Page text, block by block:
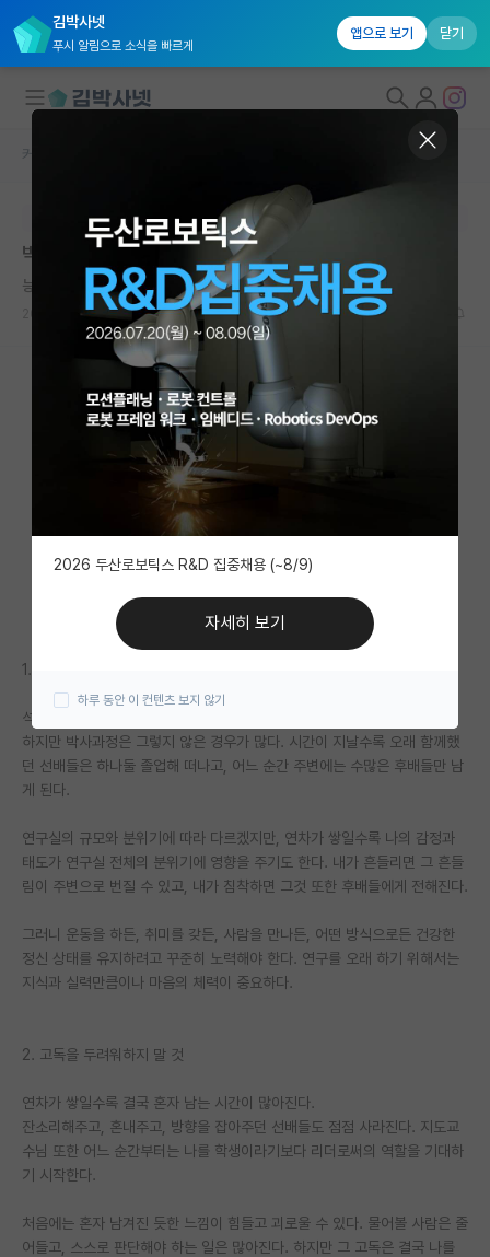
김박사넷
푸시 알림으로 소식을 빠르게
앱으로 보기 닫기
국내대학원 정보
연구실&오픈랩
커뮤니티
커뮤니티 홈
전체글보기
베스트 게시판
IF 명예의전당
자유 게시판(아무개랩)
미국 유학 게시판
미국 대학원 합격 후기 게시판
대학원 합격 후기 게시판
연구실(PI) 홍보 게시판
석박사 채용 정보 게시판
임용 정보 게시판
학부 인턴 게시판
취업 게시판
임용 후기 게시판
인문사회 계열 게시판
특수/전문대학원 게시판
반도체/AI 게시판
학술 정보 게시판
커뮤니티 홈
본문이 수정되지 않는 박제글입니다.
박사과정을 마치며, 배운 것들
능글맞은 비트겐슈타인
2026.06.12 19 10529
1. 건강한 정신 상태를 유지할 것
석사과정은 보통 함께 시작하는 동기생들이 있어 덜 외롭다.
하지만 박사과정은 그렇지 않은 경우가 많다. 시간이 지날수록 오래 함께했
던 선배들은 하나둘 졸업해 떠나고, 어느 순간 주변에는 수많은 후배들만 남
게 된다.
연구실의 규모와 분위기에 따라 다르겠지만, 연차가 쌓일수록 나의 감정과
태도가 연구실 전체의 분위기에 영향을 주기도 한다. 내가 흔들리면 그 흔들
림이 주변으로 번질 수 있고, 내가 침착하면 그것 또한 후배들에게 전해진다.
그러니 운동을 하든, 취미를 갖든, 사람을 만나든, 어떤 방식으로든 건강한
정신 상태를 유지하려고 꾸준히 노력해야 한다. 연구를 오래 하기 위해서는
지식과 실력만큼이나 마음의 체력이 중요하다.
2. 고독을 두려워하지 말 것
연차가 쌓일수록 결국 혼자 남는 시간이 많아진다.
잔소리해주고, 혼내주고, 방향을 잡아주던 선배들도 점점 사라진다. 지도교
수님 또한 어느 순간부터는 나를 학생이라기보다 리더로써의 역할을 기대하
기 시작한다.
처음에는 혼자 남겨진 듯한 느낌이 힘들고 괴로울 수 있다. 물어볼 사람은 줄
어들고, 스스로 판단해야 하는 일은 많아진다. 하지만 그 고독은 결국 나를
2026 두산로보틱스 R&D 집중채용 (~8/9)
자세히 보기
하루 동안 이 컨텐츠 보지 않기